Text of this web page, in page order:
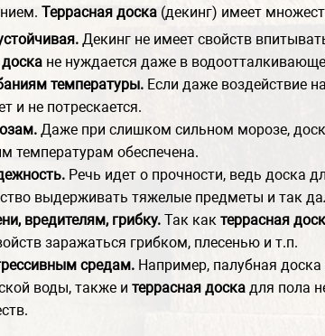
Террасная доска (декинг) имеет
Декинг не имеет свойств
не нуждается даже в
температуры. Если даже воздействие
и не потрескается.
Даже при слишком сильном морозе,
температурам обеспечена.
Речь идет о прочности, ведь доска
выдерживать тяжелые предметы и так
вредителям, грибку. Так как террасная
заражаться грибком, плесенью и т.п.
средам. Например, палубная доска
воды, также и террасная доска для пола